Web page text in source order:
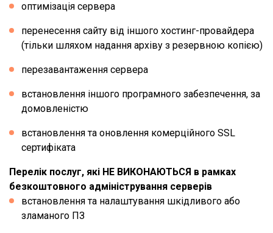
оптимізація сервера
перенесення сайту від іншого хостинг-провайдера
(тільки шляхом надання архіву з резервною копією)
перезавантаження сервера
встановлення іншого програмного забезпечення, за
домовленістю
встановлення та оновлення комерційного SSL
сертифіката
Перелік послуг, які НЕ ВИКОНАЮТЬСЯ в рамках
безкоштовного адміністрування серверів
встановлення та налаштування шкідливого або
зламаного ПЗ